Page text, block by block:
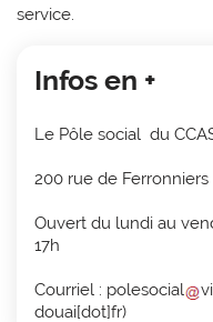
service.
Infos en +
Le Pôle social du
200 rue de Ferronniers
Ouvert du lundi au
17h
Courriel : polesocial
douai[dot]fr)